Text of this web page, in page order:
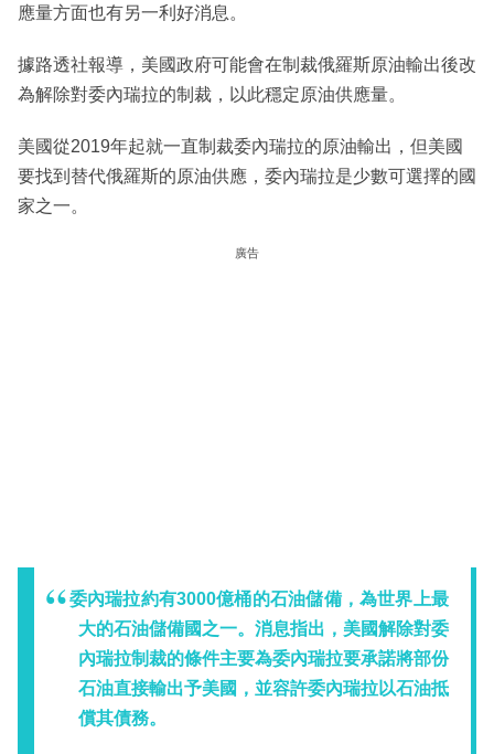
應量方面也有另一利好消息。
據路透社報導，美國政府可能會在制裁俄羅斯原油輸出後改
為解除對委內瑞拉的制裁，以此穩定原油供應量。
美國從2019年起就一直制裁委內瑞拉的原油輸出，但美國
要找到替代俄羅斯的原油供應，委內瑞拉是少數可選擇的國
家之一。
廣告
委內瑞拉約有3000億桶的石油儲備，為世界上最
大的石油儲備國之一。消息指出，美國解除對委
內瑞拉制裁的條件主要為委內瑞拉要承諾將部份
石油直接輸出予美國，並容許委內瑞拉以石油抵
償其債務。